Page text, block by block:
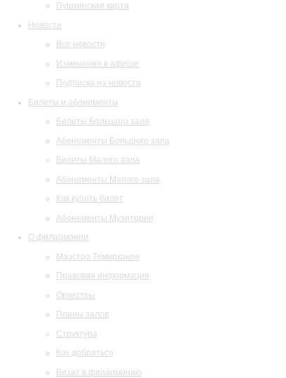
Пушкинская карта
Новости
Все новости
Изменения в афише
Подписка на новости
Билеты и абонементы
Билеты Большого зала
Абонементы Большого зала
Билеты Малого зала
Абонементы Малого зала
Как купить билет
Абонементы Музитория
О филармонии
Маэстро Темирканов
Правовая информация
Оркестры
Планы залов
Структура
Как добраться
Визит в филармонию